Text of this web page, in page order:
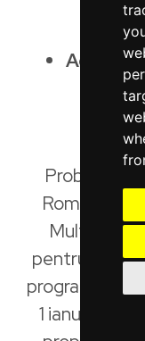
Probabil
României,
Multianual
pentru ca
programele
1 ianuarie